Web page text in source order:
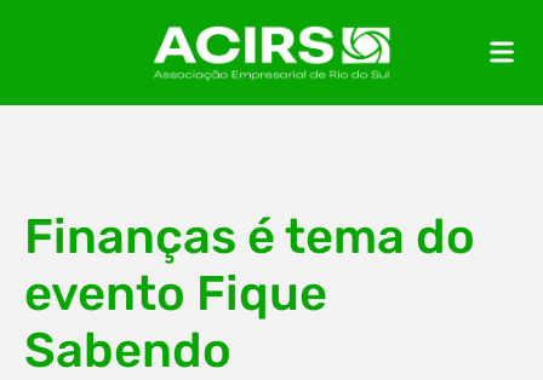
Finanças é tema do
evento Fique
Sabendo